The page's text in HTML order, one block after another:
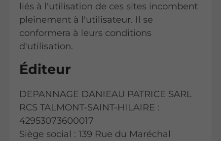
liés à l'utilisation de ces sites incombent
pleinement à l'utilisateur. Il se
conformera à leurs conditions
d'utilisation.
Éditeur
DEPANNAGE DANIEAU PATRICE SARL
RCS TALMONT-SAINT-HILAIRE :
42953073600017
Siège social : 139 Rue du Maréchal